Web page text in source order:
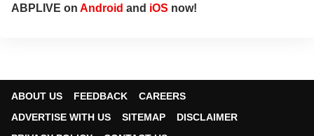
ABPLIVE on Android and iOS now!
ABOUT US FEEDBACK
CAREERS
ADVERTISE WITH US
SITEMAP
DISCLAIMER